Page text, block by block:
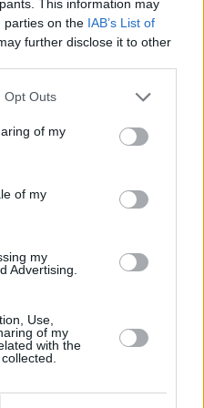
This information may
parties on the IAB’s List of
further disclose it to other
Opt Outs
of my
of my
my
Advertising.
Use,
of my
with the
und mit unterschiedlichem
Kulturen. In der Küche gibt
Neben
werden. Zur Abtötung
die Milch pasteurisiert.
Milchsäurebakterien ab.
die Joghurtherstellung wichtig
zwischen 37 und 45
der Reifung wandeln die
in Milchsäure um. Abhängig
entsteht ein säuerlicher
Herstellung nicht gerührt,